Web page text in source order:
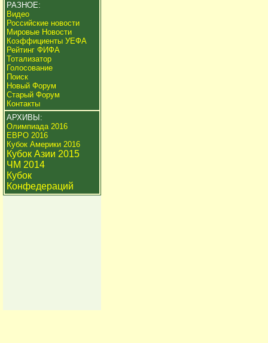
РАЗНОЕ:
Видео
Российские новости
Мировые Новости
Коэффициенты УЕФА
Рейтинг ФИФА
Тотализатор
Голосование
Поиск
Новый Форум
Старый Форум
Контакты
АРХИВЫ:
Олимпиада 2016
ЕВРО 2016
Кубок Америки 2016
Кубок Азии 2015
ЧМ 2014
Кубок
Конфедераций